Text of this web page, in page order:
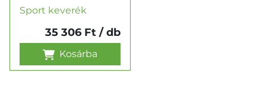
Sport keverék
35 306 Ft / db
Kosárba